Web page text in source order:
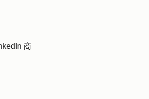
商